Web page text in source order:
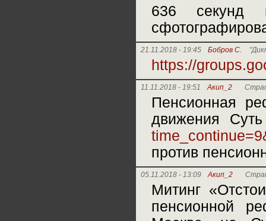
636
21.11.2018 - 19:45 Бобров С.
https://
11.11.2018 - 19:51 Акип_2
Пенсионная
движения
против
05.11.2018 - 13:09 Акип_2
Митинг
пенсионной